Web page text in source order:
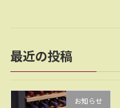
最近の投稿
お知らせ